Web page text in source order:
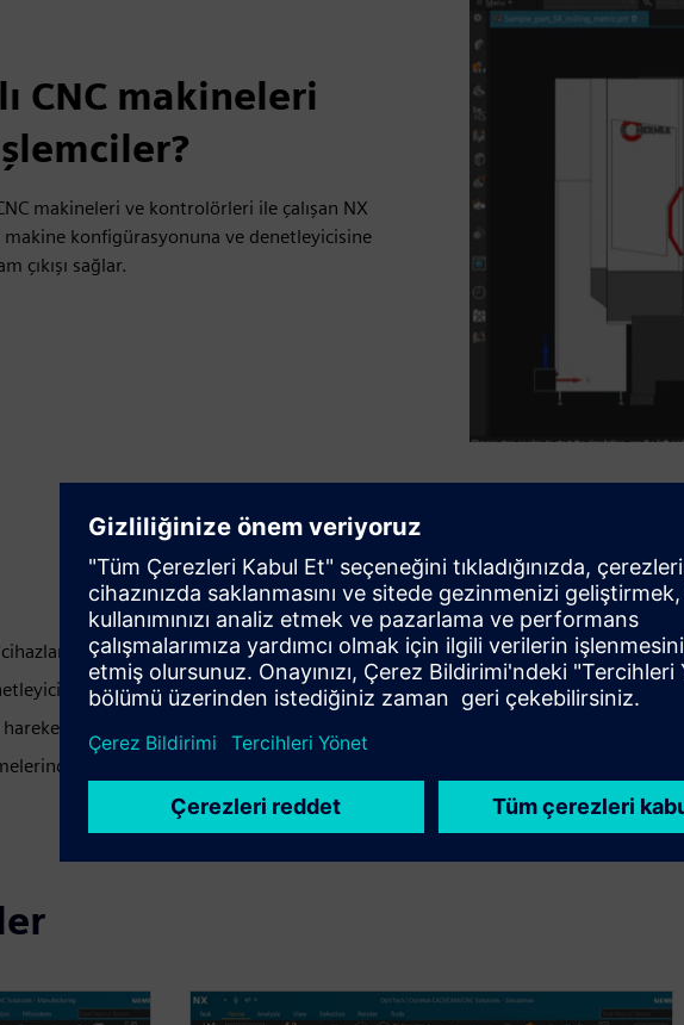
CNC makineleri
makineleri ve kontrolörleri ile çalışan NX
makine konfigürasyonuna ve denetleyicisine
çıkışı sağlar.
kapsayan çok markalı CNC makine desteği.
uyarlanmış doğru ve güvenilir NC program çıkışı.
ve kinematiğine karşı NC program doğrulamasını sağlar.
uzun süreli kullanımı destekleyen ölçeklenebilir dağıtım ve bakım.